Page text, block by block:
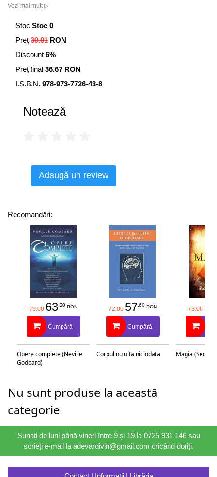
integrativă, care constă în asocierea terapiilor alopate cu
Tratamentele complementare vizează cauzele bolilor, nu
doar simptomele acestora și sunt concepute pentru a
Vezi mai mult ▷
Stoc Stoc 0
Preț 39.01 RON
Discount 6%
Preț final 36.67 RON
I.S.B.N. 978-973-7726-43-8
Notează
Adaugă un review
Recomandări:
79.00 63.20 RON
Cumpără
Opere complete (Neville
Goddard)
72.00 57.60 RON
Cumpără
Corpul nu uita niciodata
73.00 58
Magia
Nu sunt produse la această
categorie
Sunați de luni până vineri între 9 și 19 la 0725 931 146 sau
scrieți e-mail la adevardivin@gmail.com oricând doriți.